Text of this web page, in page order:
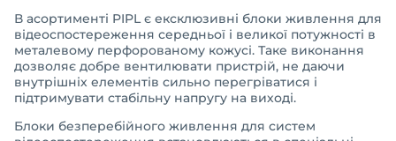
В асортименті PIPL є ексклюзивні блоки живлення для
відеоспостереження середньої і великої потужності в
металевому перфорованому кожусі. Таке виконання
дозволяє добре вентилювати пристрій, не даючи
внутрішніх елементів сильно перегріватися і
підтримувати стабільну напругу на виході.
Блоки безперебійного живлення для систем